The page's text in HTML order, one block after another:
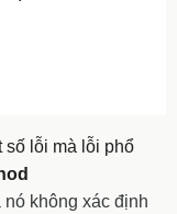
số lỗi mà lỗi phổ
nó không xác định